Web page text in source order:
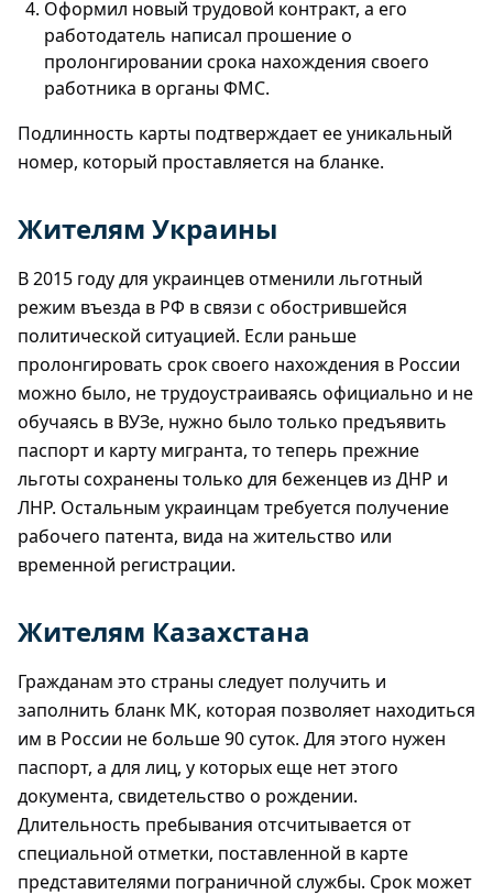
Оформил новый трудовой контракт, а его
работодатель написал прошение о
пролонгировании срока нахождения своего
работника в органы ФМС.
Подлинность карты подтверждает ее уникальный
номер, который проставляется на бланке.
Жителям Украины
В 2015 году для украинцев отменили льготный
режим въезда в РФ в связи с обострившейся
политической ситуацией. Если раньше
пролонгировать срок своего нахождения в России
можно было, не трудоустраиваясь официально и не
обучаясь в ВУЗе, нужно было только предъявить
паспорт и карту мигранта, то теперь прежние
льготы сохранены только для беженцев из ДНР и
ЛНР. Остальным украинцам требуется получение
рабочего патента, вида на жительство или
временной регистрации.
Жителям Казахстана
Гражданам это страны следует получить и
заполнить бланк МК, которая позволяет находиться
им в России не больше 90 суток. Для этого нужен
паспорт, а для лиц, у которых еще нет этого
документа, свидетельство о рождении.
Длительность пребывания отсчитывается от
специальной отметки, поставленной в карте
представителями пограничной службы. Срок может